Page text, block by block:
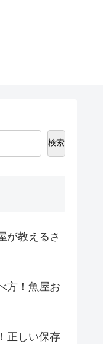
検索
が教えるさ
方！魚屋お
正しい保存